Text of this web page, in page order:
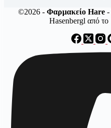
©2026 - Φαρμακείο Hare -
Hasenbergl από το